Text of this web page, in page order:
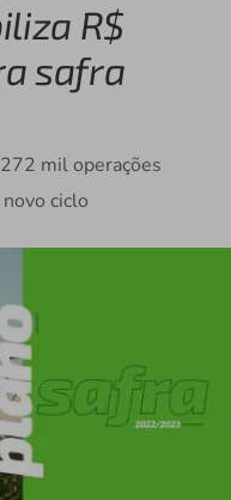
R$
safra
mil operações
ciclo